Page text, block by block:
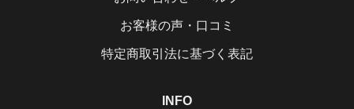
お客様の声・口コミ
特定商取引法に基づく表記
INFO